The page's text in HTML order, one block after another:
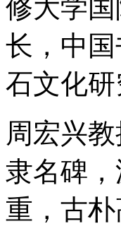
修大学
长，中
石文化研
周宏兴
隶名碑
重，古